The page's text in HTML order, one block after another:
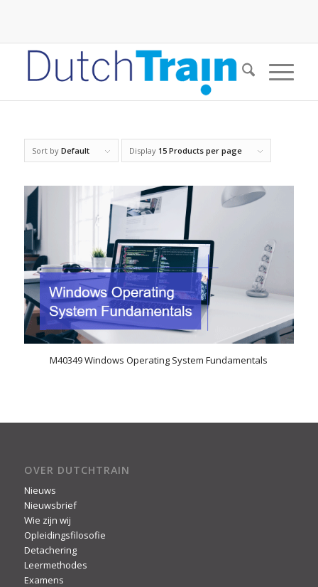
Sort by Default Display 15 Products per page
M40349 Windows Operating System Fundamentals
OVER DUTCHTRAIN
Nieuws
Nieuwsbrief
Wie zijn wij
Opleidingsfilosofie
Detachering
Leermethodes
Examens